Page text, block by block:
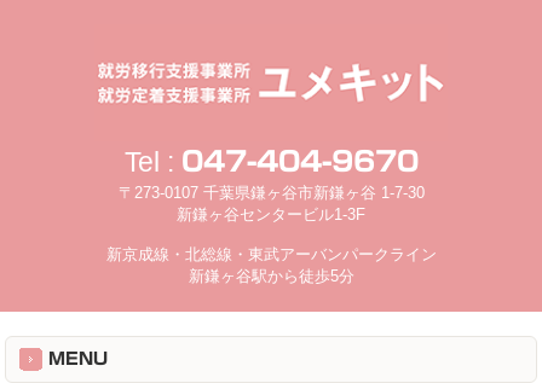
Tel : 047-404-9670
〒273-0107 千葉県鎌ヶ谷市新鎌ヶ谷 1-7-30
新鎌ヶ谷センタービル1-3F
新京成線・北総線・東武アーバンパークライン
新鎌ヶ谷駅から徒歩5分
MENU